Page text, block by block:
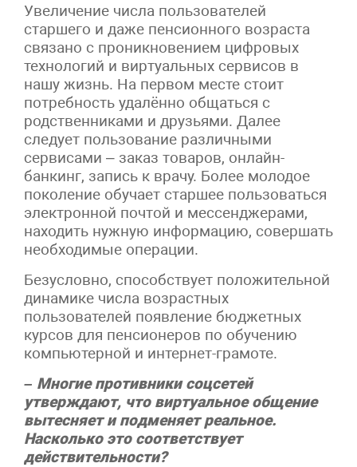
Увеличение числа пользователей
старшего и даже пенсионного возраста
связано с проникновением цифровых
технологий и виртуальных сервисов в
нашу жизнь. На первом месте стоит
потребность удалённо общаться с
родственниками и друзьями. Далее
следует пользование различными
сервисами – заказ товаров, онлайн-
банкинг, запись к врачу. Более молодое
поколение обучает старшее пользоваться
электронной почтой и мессенджерами,
находить нужную информацию, совершать
необходимые операции.
Безусловно, способствует положительной
динамике числа возрастных
пользователей появление бюджетных
курсов для пенсионеров по обучению
компьютерной и интернет-грамоте.
– Многие противники соцсетей
утверждают, что виртуальное общение
вытесняет и подменяет реальное.
Насколько это соответствует
действительности?